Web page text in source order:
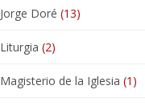
Jorge Doré (13)
Liturgia (2)
Magisterio de la Iglesia (1)